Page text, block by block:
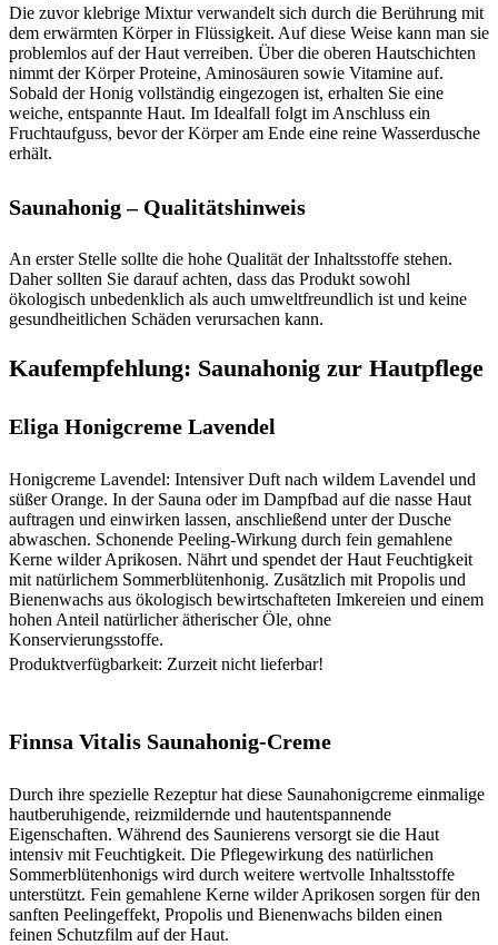
Die zuvor klebrige Mixtur verwandelt sich durch die Berührung mit
dem erwärmten Körper in Flüssigkeit. Auf diese Weise kann man sie
problemlos auf der Haut verreiben. Über die oberen Hautschichten
nimmt der Körper Proteine, Aminosäuren sowie Vitamine auf.
Sobald der Honig vollständig eingezogen ist, erhalten Sie eine
weiche, entspannte Haut. Im Idealfall folgt im Anschluss ein
Fruchtaufguss, bevor der Körper am Ende eine reine Wasserdusche
erhält.
Saunahonig – Qualitätshinweis
An erster Stelle sollte die hohe Qualität der Inhaltsstoffe stehen.
Daher sollten Sie darauf achten, dass das Produkt sowohl
ökologisch unbedenklich als auch umweltfreundlich ist und keine
gesundheitlichen Schäden verursachen kann.
Kaufempfehlung: Saunahonig zur Hautpflege
Eliga Honigcreme Lavendel
Honigcreme Lavendel: Intensiver Duft nach wildem Lavendel und
süßer Orange. In der Sauna oder im Dampfbad auf die nasse Haut
auftragen und einwirken lassen, anschließend unter der Dusche
abwaschen. Schonende Peeling-Wirkung durch fein gemahlene
Kerne wilder Aprikosen. Nährt und spendet der Haut Feuchtigkeit
mit natürlichem Sommerblütenhonig. Zusätzlich mit Propolis und
Bienenwachs aus ökologisch bewirtschafteten Imkereien und einem
hohen Anteil natürlicher ätherischer Öle, ohne
Konservierungsstoffe.
Produktverfügbarkeit: Zurzeit nicht lieferbar!
Finnsa Vitalis Saunahonig-Creme
Durch ihre spezielle Rezeptur hat diese Saunahonigcreme einmalige
hautberuhigende, reizmildernde und hautentspannende
Eigenschaften. Während des Saunierens versorgt sie die Haut
intensiv mit Feuchtigkeit. Die Pflegewirkung des natürlichen
Sommerblütenhonigs wird durch weitere wertvolle Inhaltsstoffe
unterstützt. Fein gemahlene Kerne wilder Aprikosen sorgen für den
sanften Peelingeffekt, Propolis und Bienenwachs bilden einen
feinen Schutzfilm auf der Haut.